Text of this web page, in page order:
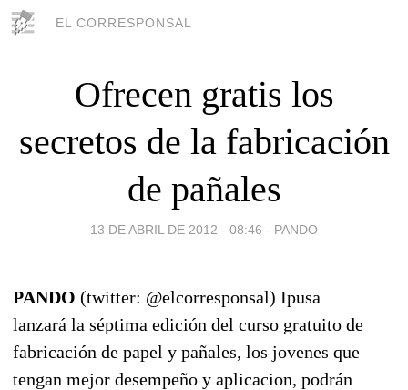
EL CORRESPONSAL
Ofrecen gratis los
secretos de la fabricación
de pañales
13 DE ABRIL DE 2012 - 08:46 - PANDO
PANDO (twitter: @elcorresponsal) Ipusa
lanzará la séptima edición del curso gratuito de
fabricación de papel y pañales, los jovenes que
tengan mejor desempeño y aplicacion, podrán